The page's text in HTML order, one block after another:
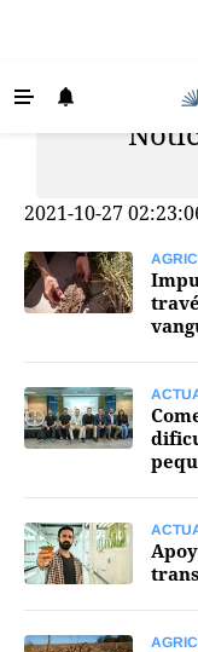
Ganadería
Lechería
Tecnología
Agenda
Regionales
Agronegocios
Mercados
2021-10-27